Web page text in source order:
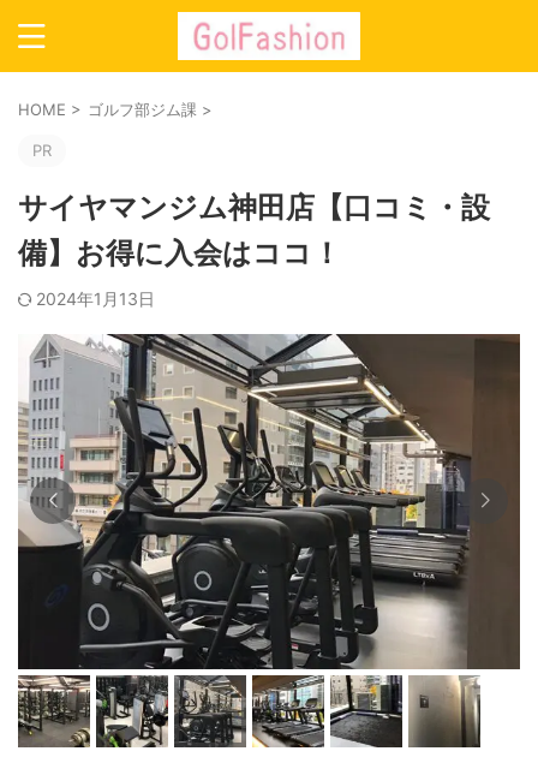
HOME > ゴルフ部ジム課 >
PR
サイヤマンジム神田店【口コミ・設
備】お得に入会はココ！
2024年1月13日